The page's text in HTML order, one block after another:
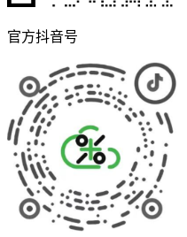
官方抖音号